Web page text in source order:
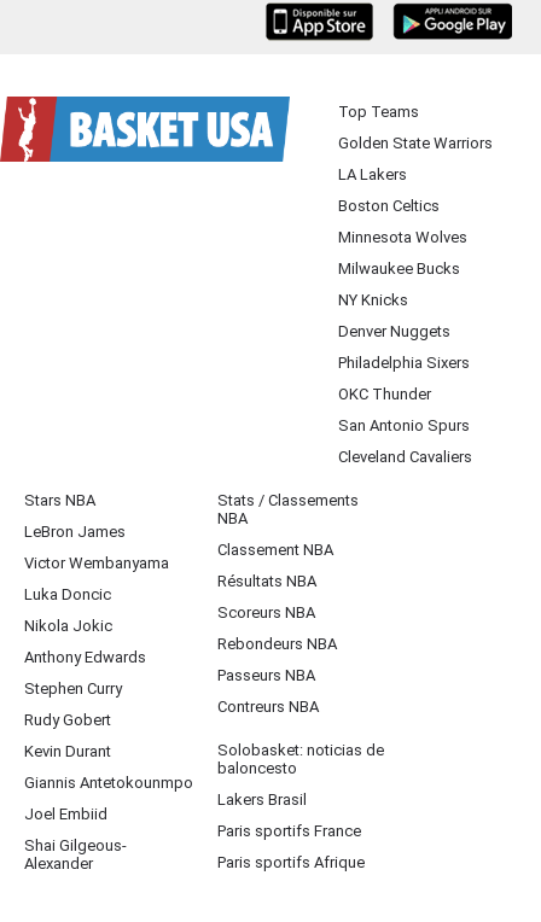
Top Teams
Golden State Warriors
LA Lakers
Boston Celtics
Minnesota Wolves
Milwaukee Bucks
NY Knicks
Denver Nuggets
Philadelphia Sixers
OKC Thunder
San Antonio Spurs
Cleveland Cavaliers
Stars NBA
LeBron James
Victor Wembanyama
Luka Doncic
Nikola Jokic
Anthony Edwards
Stephen Curry
Rudy Gobert
Kevin Durant
Giannis Antetokounmpo
Joel Embiid
Shai Gilgeous-
Alexander
Stats / Classements
NBA
Classement NBA
Résultats NBA
Scoreurs NBA
Rebondeurs NBA
Passeurs NBA
Contreurs NBA
Solobasket: noticias de
baloncesto
Lakers Brasil
Paris sportifs France
Paris sportifs Afrique